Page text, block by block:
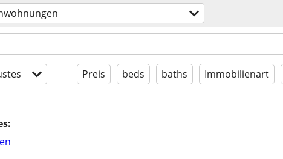
Preis beds baths Immobilienart